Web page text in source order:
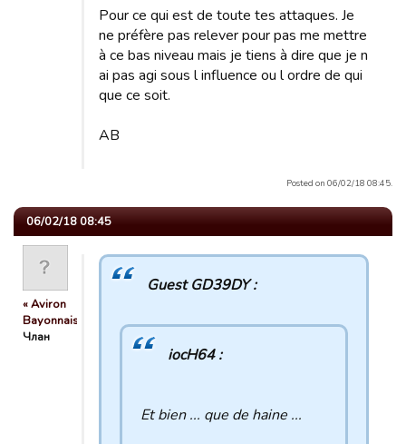
Pour ce qui est de toute tes attaques. Je
ne préfère pas relever pour pas me mettre
à ce bas niveau mais je tiens à dire que je n
ai pas agi sous l influence ou l ordre de qui
que ce soit.
AB
Posted on 06/02/18 08:45.
06/02/18 08:45
« Aviron
Bayonnais »
Члан
Guest GD39DY :
iocH64 :
Et bien ... que de haine ...